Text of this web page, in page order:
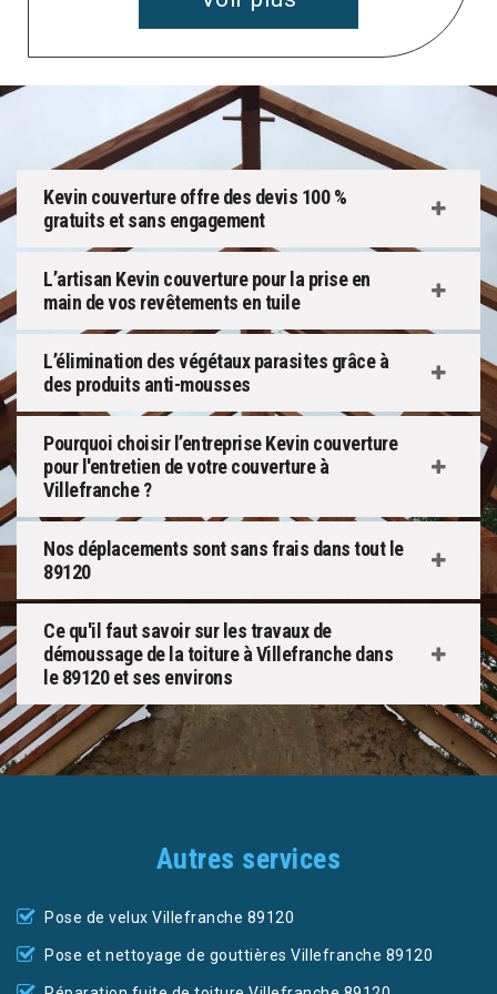
Kevin couverture offre des devis 100 %
gratuits et sans engagement
L’artisan Kevin couverture pour la prise en
main de vos revêtements en tuile
L’élimination des végétaux parasites grâce à
des produits anti-mousses
Pourquoi choisir l’entreprise Kevin couverture
pour l'entretien de votre couverture à
Villefranche ?
Nos déplacements sont sans frais dans tout le
89120
Ce qu'il faut savoir sur les travaux de
démoussage de la toiture à Villefranche dans
le 89120 et ses environs
Autres services
Pose de velux Villefranche 89120
Pose et nettoyage de gouttières Villefranche 89120